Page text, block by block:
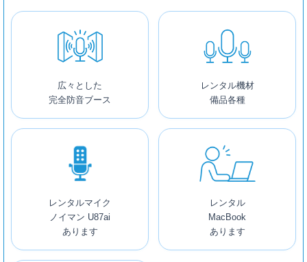
広々とした
完全防音ブース
レンタル機材
備品各種
レンタルマイク
ノイマン U87ai
あります
レンタル
MacBook
あります